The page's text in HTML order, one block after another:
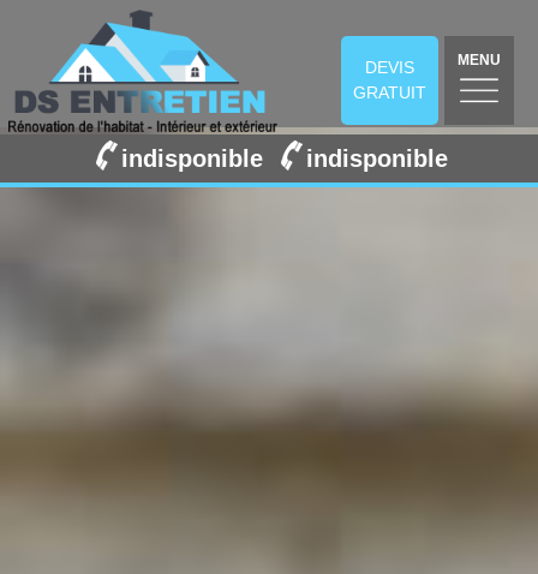
DEVIS
GRATUIT
MENU
indisponible indisponible